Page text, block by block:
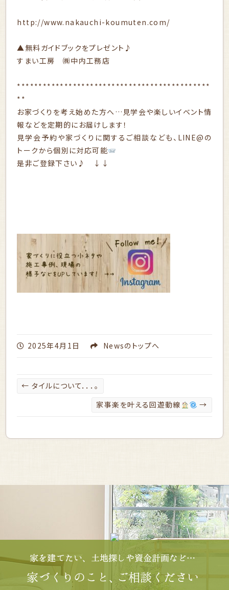
http://www.nakauchi-koumuten.com/
▲無料ガイドブックをプレゼント♪
すまい工房 ㈱中内工務店
*********************************************
**
お家づくりを考え始めた方へ…見学会や楽しいイベント情
報などを定期的にお届けします！
見学会予約や家づくりに関するご相談なども、LINE@の
トークから個別に対応可能
是非ご登録下さい♪ ↓↓
2025年4月1日 Newsのトップへ
← タイルについて．．．。
家事楽を叶える回遊動線
→